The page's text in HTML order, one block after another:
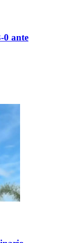
0 ante